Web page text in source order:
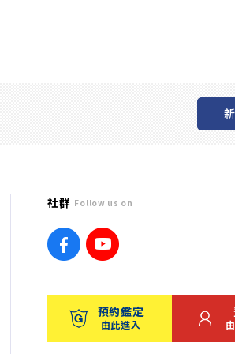
社群 Follow us on
預約鑑定
由此進入